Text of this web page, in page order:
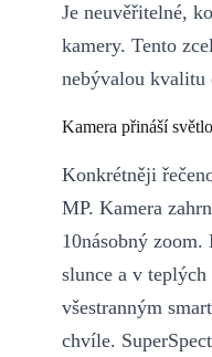
Je neuvěřitelné,
kamery. Tento
nebývalou kvalitu
Kamera přináší
Konkrétněji
MP. Kamera
10násobný
slunce a v
všestranným
chvíle.